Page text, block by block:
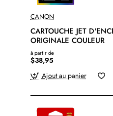
CANON
CARTOUCHE JET
ORIGINALE COULEUR
à partir de
$38,95
Ajout au panier